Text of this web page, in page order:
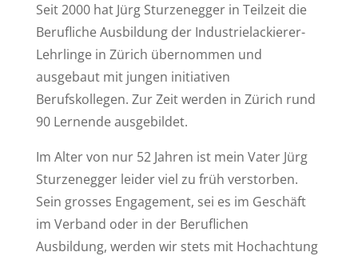
Seit 2000 hat Jürg Sturzenegger in Teilzeit die
Berufliche Ausbildung der Industrielackierer-
Lehrlinge in Zürich übernommen und
ausgebaut mit jungen initiativen
Berufskollegen. Zur Zeit werden in Zürich rund
90 Lernende ausgebildet.
Im Alter von nur 52 Jahren ist mein Vater Jürg
Sturzenegger leider viel zu früh verstorben.
Sein grosses Engagement, sei es im Geschäft
im Verband oder in der Beruflichen
Ausbildung, werden wir stets mit Hochachtung